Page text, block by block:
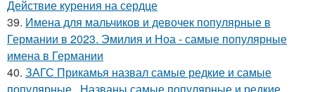
Действие курения на сердце
39. Имена для мальчиков и девочек популярные в
Германии в 2023. Эмилия и Ноа - самые популярные
имена в Германии
40. ЗАГС Прикамья назвал самые редкие и самые
популярные.. Названы самые популярные и редкие